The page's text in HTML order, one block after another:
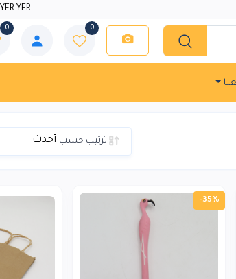
YER YER
0
0
ترتيب حسب
-35%